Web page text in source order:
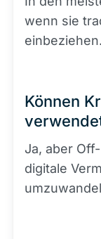
wenn sie
einbeziehen.
Können
Ja, aber
digitale